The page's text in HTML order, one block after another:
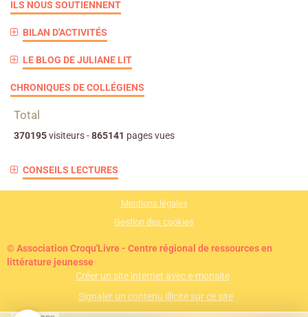
ILS NOUS SOUTIENNENT
BILAN D'ACTIVITÉS
LE BLOG DE JULIANE LIT
CHRONIQUES DE COLLÉGIENS
Total
370195visiteurs -865141 pages vues
CONSEILS LECTURES
Mentions légales
Gestion des cookies
© Association Croqu'Livre - Centre régional de ressources en
littérature jeunesse
Créer un site internet avec e-monsite
Signaler un contenu illicite sur ce site